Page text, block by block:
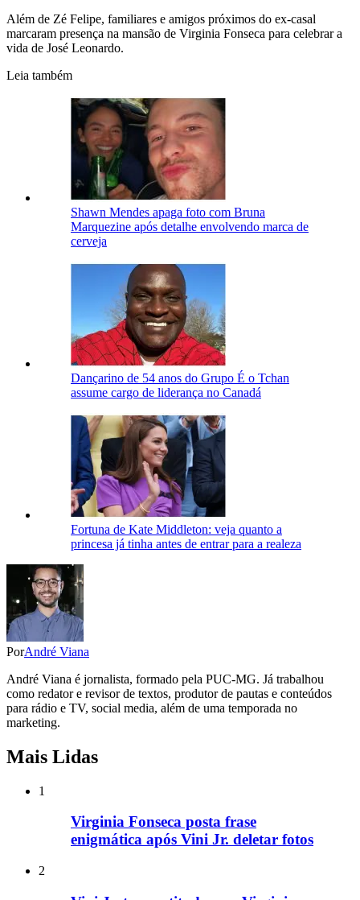
Além de Zé Felipe, familiares e amigos próximos do ex-casal
marcaram presença na mansão de Virginia Fonseca para celebrar a
vida de José Leonardo.
Leia também
Shawn Mendes apaga foto com Bruna
Marquezine após detalhe envolvendo marca de
cerveja
Dançarino de 54 anos do Grupo É o Tchan
assume cargo de liderança no Canadá
Fortuna de Kate Middleton: veja quanto a
princesa já tinha antes de entrar para a realeza
PorAndré Viana
André Viana é jornalista, formado pela PUC-MG. Já trabalhou
como redator e revisor de textos, produtor de pautas e conteúdos
para rádio e TV, social media, além de uma temporada no
marketing.
Mais Lidas
1
Virginia Fonseca posta frase
enigmática após Vini Jr. deletar fotos
2